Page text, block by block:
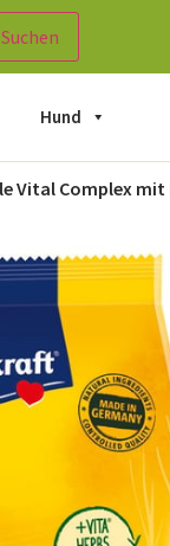
Suchen
Hund
Vital Complex mit